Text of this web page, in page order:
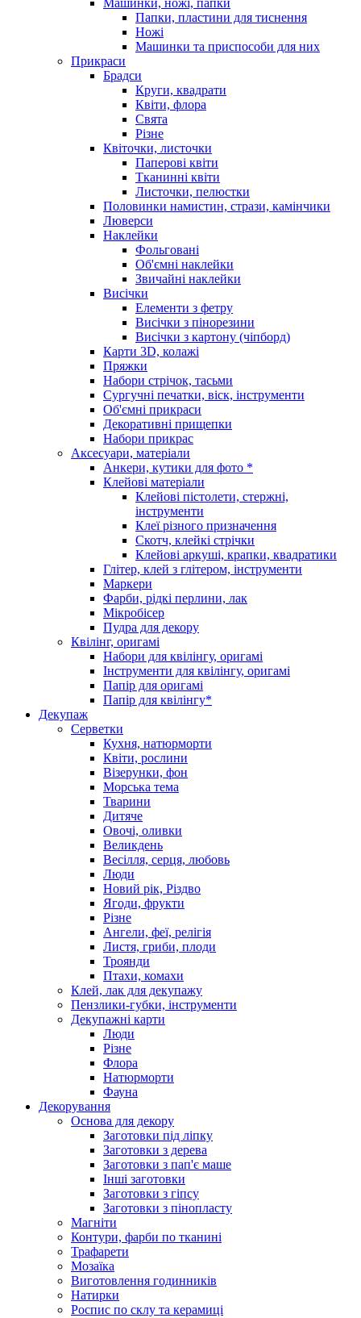
Папки, пластини для тиснення
Ножі
Машинки та приспособи для них
Прикраси
Брадси
Круги, квадрати
Квіти, флора
Свята
Різне
Квіточки, листочки
Паперові квіти
Тканинні квіти
Листочки, пелюстки
Половинки намистин, стрази, камінчики
Люверси
Наклейки
Фольговані
Об'ємні наклейки
Звичайні наклейки
Висічки
Елементи з фетру
Висічки з пінорезини
Висічки з картону (чіпборд)
Карти 3D, колажі
Пряжки
Набори стрічок, тасьми
Сургучні печатки, віск, інструменти
Об'ємні прикраси
Декоративні прищепки
Набори прикрас
Аксесуари, матеріали
Анкери, кутики для фото *
Клейові матеріали
Клейові пістолети, стержні,
інструменти
Клеї різного призначення
Скотч, клейкі стрічки
Клейові аркуші, крапки, квадратики
Глітер, клей з глітером, інструменти
Маркери
Фарби, рідкі перлини, лак
Мікробісер
Пудра для декору
Квілінг, оригамі
Набори для квілінгу, оригамі
Інструменти для квілінгу, оригамі
Папір для оригамі
Папір для квілінгу*
Декупаж
Серветки
Кухня, натюрморти
Квіти, рослини
Візерунки, фон
Морська тема
Тварини
Дитяче
Овочі, оливки
Великдень
Весілля, серця, любовь
Люди
Новий рік, Різдво
Ягоди, фрукти
Різне
Ангели, феї, релігія
Листя, гриби, плоди
Троянди
Птахи, комахи
Клей, лак для декупажу
Пензлики-губки, інструменти
Декупажні карти
Люди
Різне
Флора
Натюрморти
Фауна
Декорування
Основа для декору
Заготовки під ліпку
Заготовки з дерева
Заготовки з пап'є маше
Інші заготовки
Заготовки з гіпсу
Заготовки з пінопласту
Магніти
Контури, фарби по тканині
Трафарети
Мозаїка
Виготовлення годинників
Натирки
Роспис по склу та керамиці